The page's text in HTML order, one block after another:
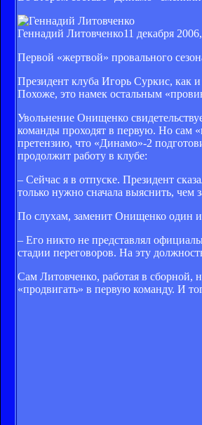
Геннадий Литовченко11 декабря
Первой «жертвой» провального
Президент клуба Игорь Суркис, как
Похоже, это намек остальным
Увольнение Онищенко
команды проходят в первую. Но сам
претензию, что «Динамо»-2
продолжит работу в клубе:
– Сейчас я в отпуске. Президент
только нужно сначала выяснить, чем
По слухам, заменит Онищенко один
– Его никто не представлял
стадии переговоров. На эту
Сам Литовченко, работая в сборной,
«продвигать» в первую команду. И